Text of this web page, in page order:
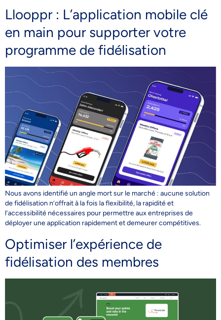
Llooppr : L’application mobile clé
en main pour supporter votre
programme de fidélisation
Nous avons identifié un angle mort sur le marché : aucune solution
de fidélisation n’offrait à la fois la flexibilité, la rapidité et
l’accessibilité nécessaires pour permettre aux entreprises de
déployer une application rapidement et demeurer compétitives.
Optimiser l’expérience de
fidélisation des membres